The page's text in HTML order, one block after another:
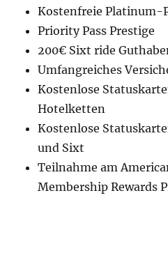
Kostenfreie Platinum-
Priority Pass Prestige
200€ Sixt ride
Umfangreiches
Kostenlose
Hotelketten
Kostenlose
und Sixt
Teilnahme am
Membership Rewards